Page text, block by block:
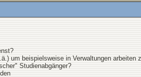
um beispielsweise in Verwaltungen arbeiten
Studienabgänger?